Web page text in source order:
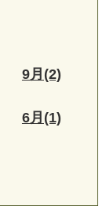
9月(2)
6月(1)